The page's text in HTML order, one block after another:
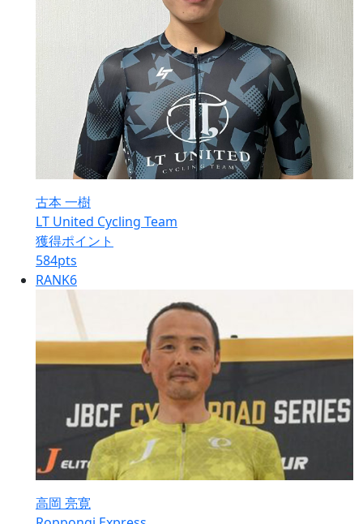
古本 一樹
LT United Cycling Team
獲得ポイント
584pts
RANK6
高岡 亮寛